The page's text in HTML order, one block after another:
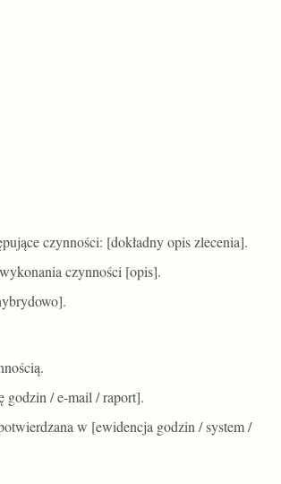
czynności: [dokładny opis zlecenia].
czynności [opis].
godzin / e-mail / raport].
w [ewidencja godzin / system /